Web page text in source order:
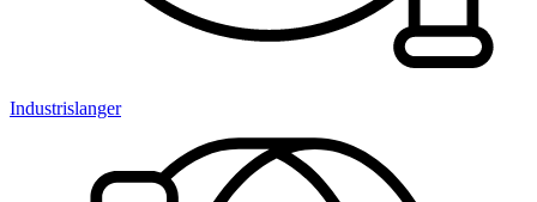
Industrislanger